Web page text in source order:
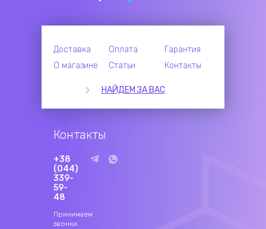
Доставка Оплата
Гарантия
О магазине
Статьи Контакты
НАЙДЕМ ЗА ВАС
Контакты
+38
(044)
339-
59-
48
Принимаем
звонки